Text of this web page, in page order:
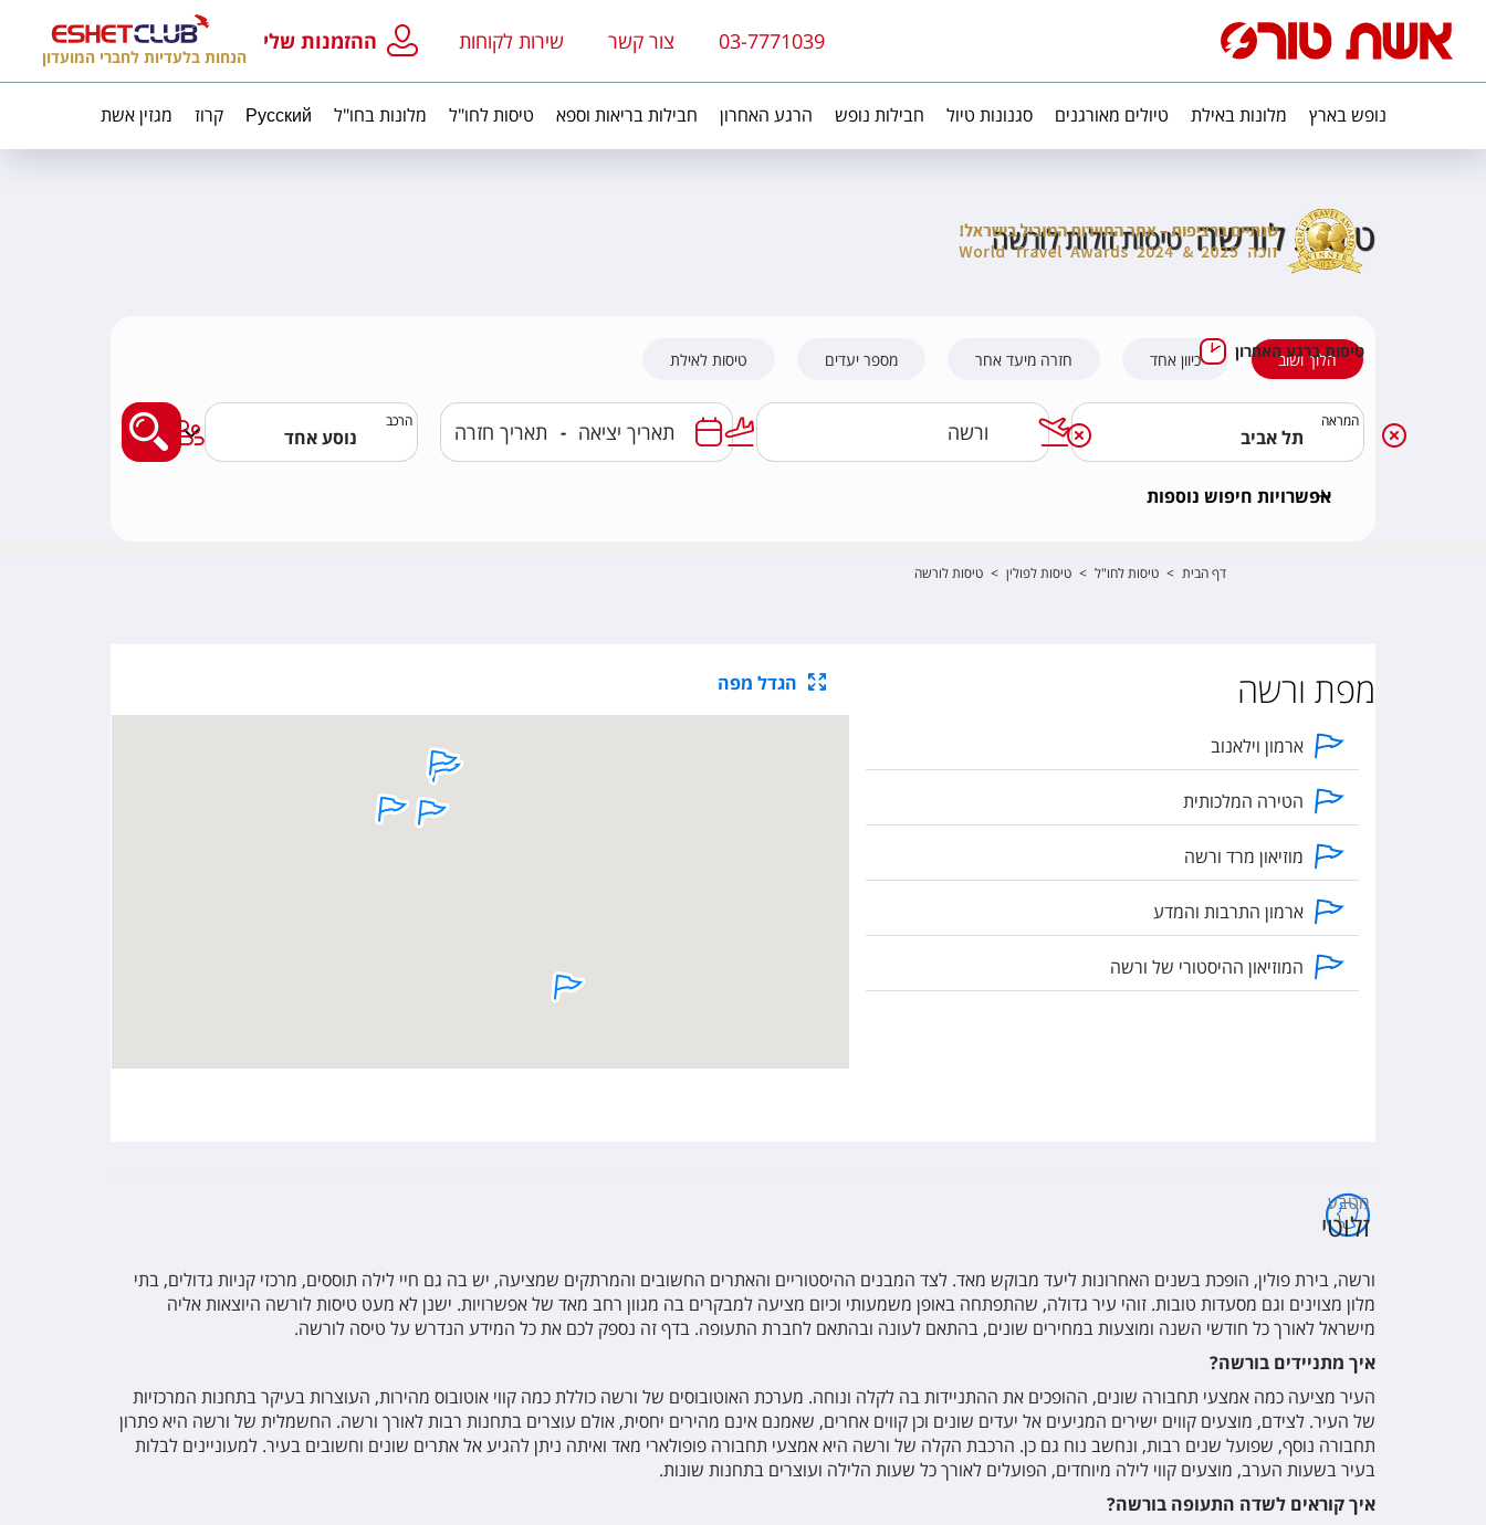
03-7771039 צור קשר שירות לקוחות ההזמנות שלי
הנחות בלעדיות לחברי המועדון
נופש בארץ מלונות באילת טיולים מאורגנים סגנונות טיול חבילות נופש הרגע האחרון חבילות בריאות וספא טיסות לחו"ל מלונות בחו"ל Русский קרוז מגזין אשת
טיסות לורשה טיסות זולות לורשה
הלוך ושוב כיוון אחד חזרה מיעד אחר מספר יעדים טיסות לאילת טיסות ברגע האחרון
המראה - הרכב מצאו לי טיסה
אפשרויות חיפוש נוספות
דף הבית > טיסות לחו"ל > טיסות לפולין > טיסות לורשה
מפת ורשה
ארמון וילאנוב
הטירה המלכותית
מוזיאון מרד ורשה
ארמון התרבות והמדע
המוזיאון ההיסטורי של ורשה
הגדל מפה
מטבע
זלוטי
ורשה, בירת פולין, הופכת בשנים האחרונות ליעד מבוקש מאד. לצד המבנים ההיסטוריים והאתרים החשובים והמרתקים שמציעה, יש בה גם חיי לילה תוססים, מרכזי קניות גדולים, בתי
מלון מצוינים וגם מסעדות טובות. זוהי עיר גדולה, שהתפתחה באופן משמעותי וכיום מציעה למבקרים בה מגוון רחב מאד של אפשרויות. ישנן לא מעט טיסות לורשה היוצאות אליה
מישראל לאורך כל חודשי השנה ומוצעות במחירים שונים, בהתאם לעונה ובהתאם לחברת התעופה. בדף זה נספק לכם את כל המידע הנדרש על טיסה לורשה.
איך מתניידים בורשה?
העיר מציעה כמה אמצעי תחבורה שונים, ההופכים את ההתניידות בה לקלה ונוחה. מערכת האוטובוסים של ורשה כוללת כמה קווי אוטובוס מהירות, העוצרות בעיקר בתחנות המרכזיות
של העיר. לצידם, מוצעים קווים ישירים המגיעים אל יעדים שונים וכן קווים אחרים, שאמנם אינם מהירים יחסית, אולם עוצרים בתחנות רבות לאורך ורשה. החשמלית של ורשה היא פתרון
תחבורה נוסף, שפועל שנים רבות, ונחשב נוח גם כן. הרכבת הקלה של ורשה היא אמצעי תחבורה פופולארי מאד ואיתה ניתן להגיע אל אתרים שונים וחשובים בעיר. למעוניינים לבלות
בעיר בשעות הערב, מוצעים קווי לילה מיוחדים, הפועלים לאורך כל שעות הלילה ועוצרים בתחנות שונות.
איך קוראים לשדה התעופה בורשה?